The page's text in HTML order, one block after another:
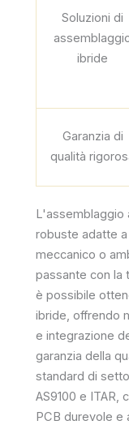
Soluzioni di
ibride
Garanzia di
qualità
L'assemblaggio
robuste adatte
meccanico o
passante con la
è possibile
ibride, offrendo
e integrazione
garanzia della
standard di
AS9100 e ITAR,
PCB durevole e